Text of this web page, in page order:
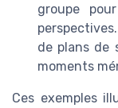
groupe
de plans de
moments
Ces exemples